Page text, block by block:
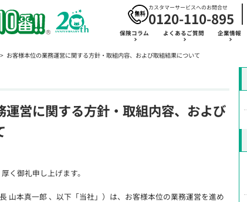
カスタマーサービスへのお問合せ
0120-110-895
保険コラム よくあるご質問 企業情報
お客様本位の業務運営に関する方針・取組内容、および取組結果について
運営に関する方針・取組内容、および
く御礼申し上げます。
山本真一郎 、以下「当社」）は、お客様本位の業務運営を進め